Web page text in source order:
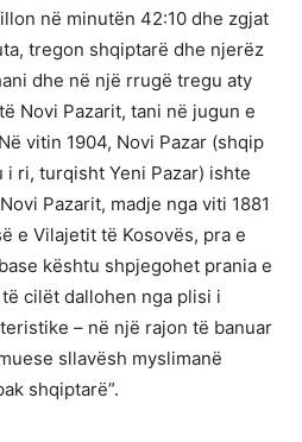
në minutën 42:10 dhe zgjat
tregon shqiptarë dhe njerëz
dhe në një rrugë tregu aty
Novi Pazarit, tani në jugun e
vitin 1904, Novi Pazar (shqip
i ri, turqisht Yeni Pazar) ishte
Pazarit, madje nga viti 1881
e Vilajetit të Kosovës, pra e
kështu shpjegohet prania e
cilët dallohen nga plisi i
– në një rajon të banuar
sllavësh myslimanë
shqiptarë”.